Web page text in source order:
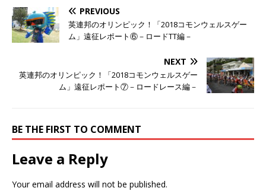
PREVIOUS
英連邦のオリンピック！「2018コモンウェルスゲー
ム」遠征レポート⑥－ロードTT編－
NEXT
英連邦のオリンピック！「2018コモンウェルスゲー
ム」遠征レポート⑦－ロードレース編－
BE THE FIRST TO COMMENT
Leave a Reply
Your email address will not be published.